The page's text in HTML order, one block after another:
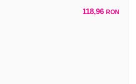
118,96 RON